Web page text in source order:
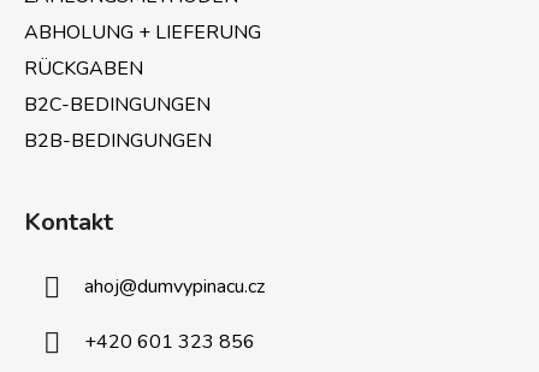
ABHOLUNG + LIEFERUNG
RÜCKGABEN
B2C-BEDINGUNGEN
B2B-BEDINGUNGEN
Kontakt
ahoj@dumvypinacu.cz
+420 601 323 856